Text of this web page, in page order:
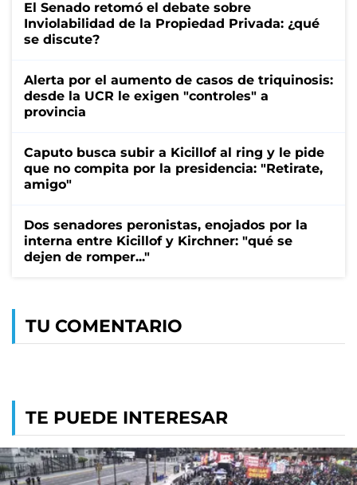
El Senado retomó el debate sobre
Inviolabilidad de la Propiedad Privada: ¿qué
se discute?
Alerta por el aumento de casos de triquinosis:
desde la UCR le exigen "controles" a
provincia
Caputo busca subir a Kicillof al ring y le pide
que no compita por la presidencia: "Retirate,
amigo"
Dos senadores peronistas, enojados por la
interna entre Kicillof y Kirchner: "qué se
dejen de romper..."
TU COMENTARIO
TE PUEDE INTERESAR